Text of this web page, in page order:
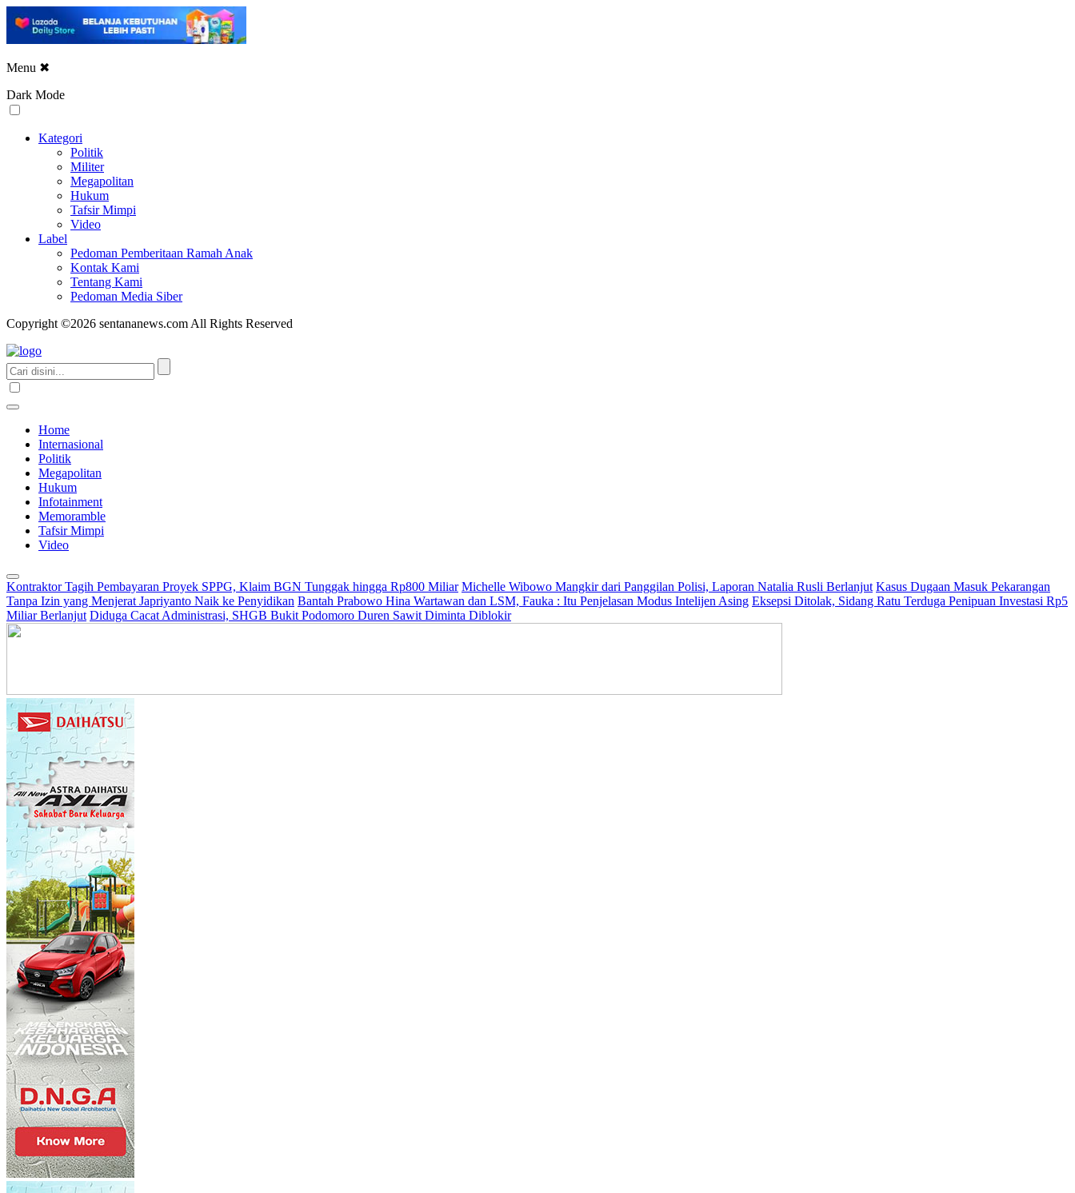
Menu ✖
Dark Mode
Kategori
Politik
Militer
Megapolitan
Hukum
Tafsir Mimpi
Video
Label
Pedoman Pemberitaan Ramah Anak
Kontak Kami
Tentang Kami
Pedoman Media Siber
Copyright ©2026 sentananews.com All Rights Reserved
Home
Internasional
Politik
Megapolitan
Hukum
Infotainment
Memoramble
Tafsir Mimpi
Video
Kontraktor Tagih Pembayaran Proyek SPPG, Klaim BGN Tunggak hingga Rp800 Miliar Michelle Wibowo Mangkir dari Panggilan Polisi, Laporan Natalia Rusli Berlanjut Kasus Dugaan Masuk Pekarangan
Tanpa Izin yang Menjerat Japriyanto Naik ke Penyidikan Bantah Prabowo Hina Wartawan dan LSM, Fauka : Itu Penjelasan Modus Intelijen Asing Eksepsi Ditolak, Sidang Ratu Terduga Penipuan Investasi Rp5
Miliar Berlanjut Diduga Cacat Administrasi, SHGB Bukit Podomoro Duren Sawit Diminta Diblokir